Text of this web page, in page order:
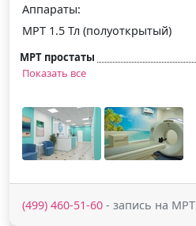
Аппараты:
МРТ 1.5 Тл (полуоткрытый)
МРТ простаты
Показать все
(499) 460-51-60 - запись на МРТ